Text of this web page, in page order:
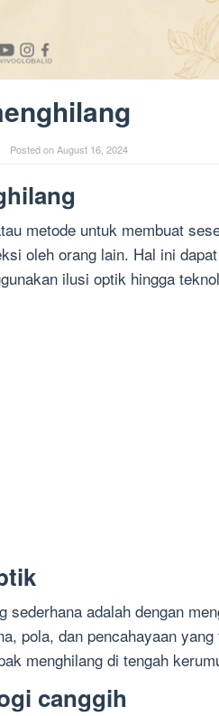
Posted onAugust 16, 2024
metode untuk membuat
oleh orang lain. Hal ini
ilusi optik hingga
adalah dengan
pola, dan pencahayaan yang
menghilang di tengah
canggih